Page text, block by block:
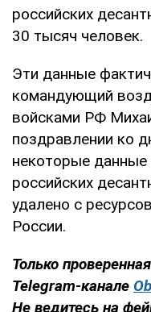
российских
30 тысяч человек.
Эти данные
командующий
войсками РФ
поздравлении ко
некоторые данные
российских
удалено с
России.
Только
Telegram-канале
Не ведитесь на